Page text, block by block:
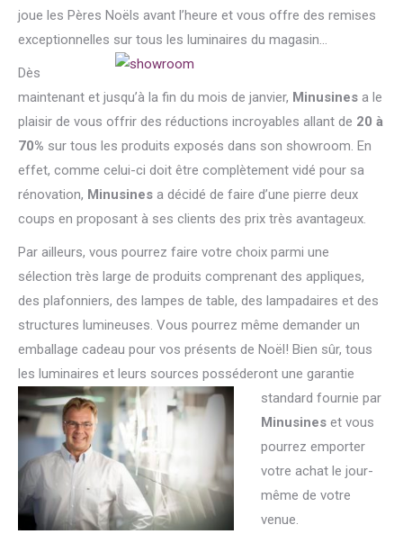
joue les Pères Noëls avant l’heure et vous offre des remises
exceptionnelles sur tous les luminaires du magasin…
Dès
maintenant et jusqu’à la fin du mois de janvier, Minusines a le
plaisir de vous offrir des réductions incroyables allant de 20 à
70% sur tous les produits exposés dans son showroom. En
effet, comme celui-ci doit être complètement vidé pour sa
rénovation, Minusines a décidé de faire d’une pierre deux
coups en proposant à ses clients des prix très avantageux.
Par ailleurs, vous pourrez faire votre choix parmi une
sélection très large de produits comprenant des appliques,
des plafonniers, des lampes de table, des lampadaires et des
structures lumineuses. Vous pourrez même demander un
emballage cadeau pour vos présents de Noël! Bien sûr, tous
les luminaires et leurs sources posséderont une garantie
standard fournie par
Minusines et vous
pourrez emporter
votre achat le jour-
même de votre
venue.